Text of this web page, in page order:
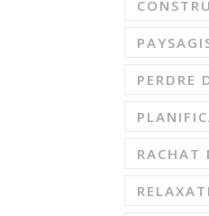
PERDRE
RACHAT